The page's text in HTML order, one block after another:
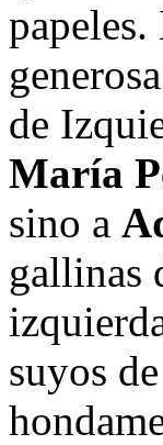
de
María
sino a
gallinas
suyos